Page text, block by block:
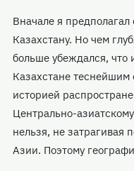
Вначале я
Казахстану. Но чем
больше убеждался, что
Казахстане теснейшим
историей
Центрально-
нельзя, не затрагивая
Азии. Поэтому